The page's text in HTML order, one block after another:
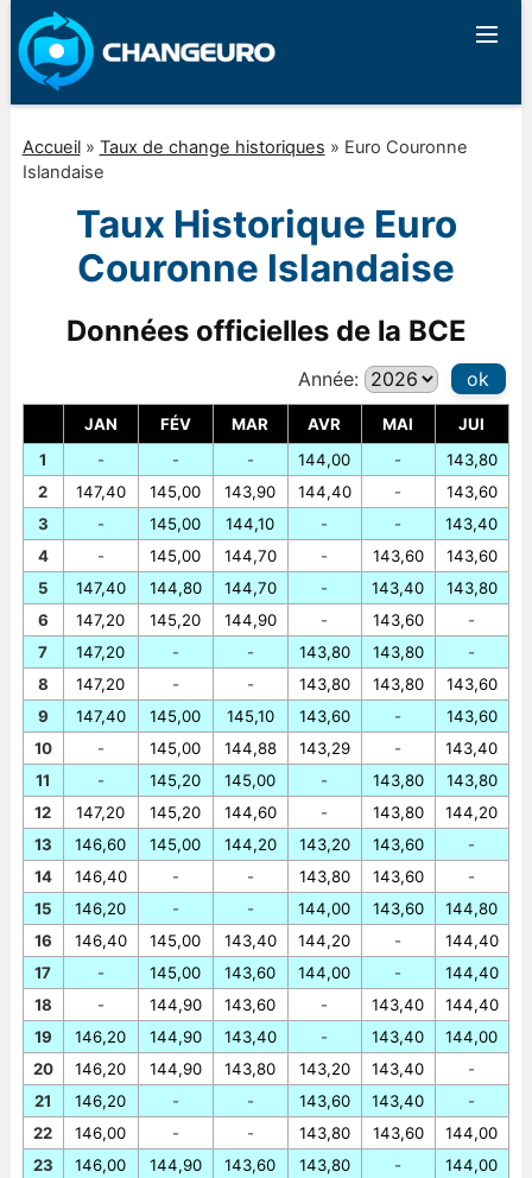
Accueil» Taux de change historiques » Euro Couronne
Islandaise
Taux Historique Euro
Couronne Islandaise
Données officielles de la BCE
Année: ok
JAN FÉV MAR AVR MAI
JUI
1
2
3
4
5
6
7
8
9
10
11
12
13
14
15
16
17
18
19
20
21
22
23
-
147,40
-
-
147,40
147,20
147,20
147,20
147,40
-
-
147,20
146,60
146,40
146,20
146,40
-
-
146,20
146,20
146,20
146,00
146,00
-
145,00
145,00
145,00
144,80
145,20
-
-
145,00
145,00
145,20
145,20
145,00
-
-
145,00
145,00
144,90
144,90
144,90
-
-
144,90
-
143,90
144,10
144,70
144,70
144,90
-
-
145,10
144,88
145,00
144,60
144,20
-
-
143,40
143,60
143,60
143,40
143,80
-
-
143,60
144,00
144,40
-
-
-
-
143,80
143,80
143,60
143,29
-
-
143,20
143,80
144,00
144,20
144,00
-
-
143,20
143,60
143,80
143,80
-
-
-
143,60
143,40
143,60
143,80
143,80
-
-
143,80
143,80
143,60
143,60
143,60
-
-
143,40
143,40
143,40
143,40
143,60
-
143,80
143,60
143,40
143,60
143,80
-
-
143,60
143,60
143,40
143,80
144,20
-
-
144,80
144,40
144,40
144,40
144,00
-
-
144,00
144,00